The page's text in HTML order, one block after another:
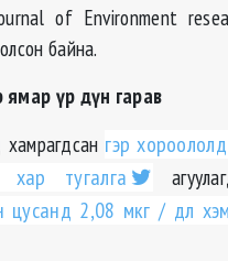
of Environment
байна.
ямар үр дүн гарав
гэр
хар тугалга
цусанд 2,08 мкг / дл